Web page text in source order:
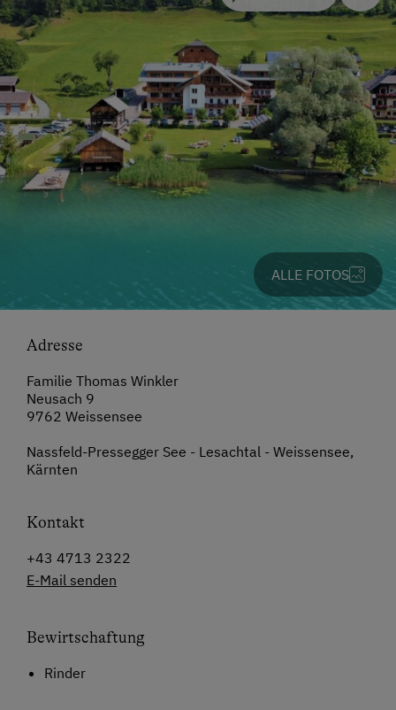
ALLE FOTOS
Adresse
Familie Thomas Winkler
Neusach 9
9762 Weissensee
Nassfeld-Pressegger See - Lesachtal - Weissensee,
Kärnten
Kontakt
+43 4713 2322
E-Mail senden
Bewirtschaftung
Rinder